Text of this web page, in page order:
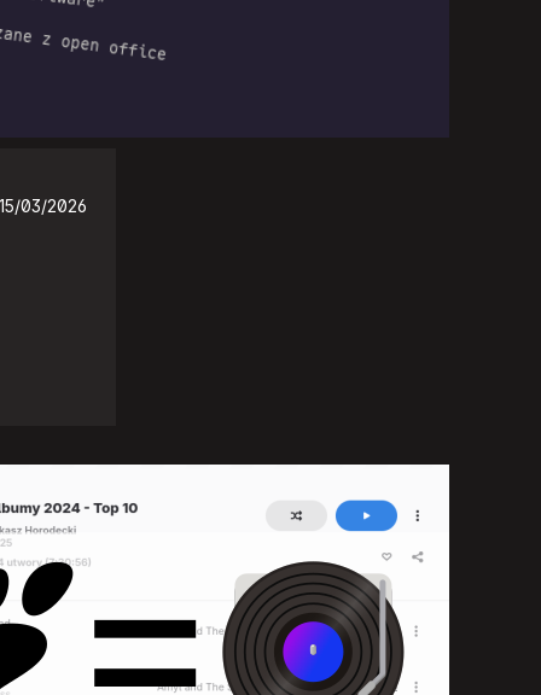
15/03/2026